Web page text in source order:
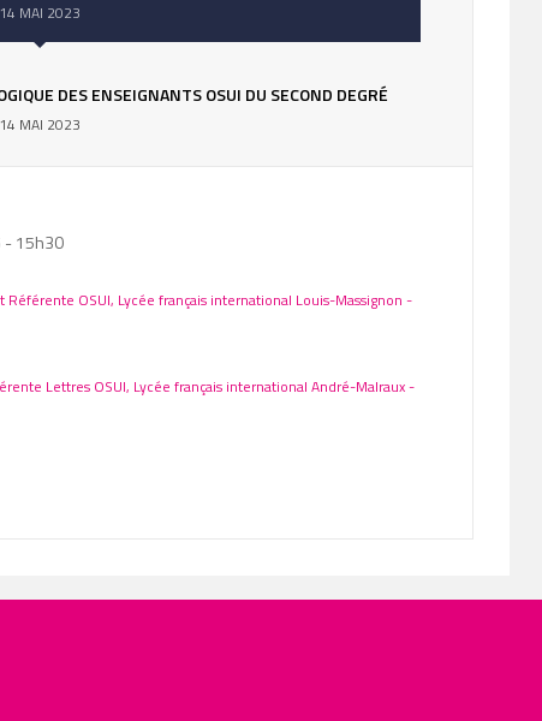
14 MAI 2023
DES ENSEIGNANTS OSUI DU SECOND DEGRÉ
14 MAI 2023
- 15h30
Référente OSUI, Lycée français international Louis-Massignon -
Lettres OSUI, Lycée français international André-Malraux -